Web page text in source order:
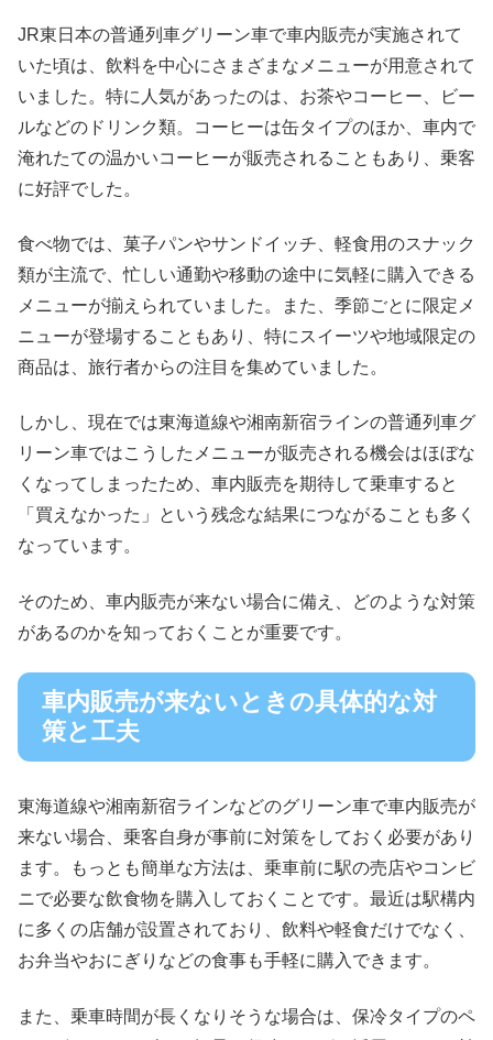
JR東日本の普通列車グリーン車で車内販売が実施されて
いた頃は、飲料を中心にさまざまなメニューが用意されて
いました。特に人気があったのは、お茶やコーヒー、ビー
ルなどのドリンク類。コーヒーは缶タイプのほか、車内で
淹れたての温かいコーヒーが販売されることもあり、乗客
に好評でした。
食べ物では、菓子パンやサンドイッチ、軽食用のスナック
類が主流で、忙しい通勤や移動の途中に気軽に購入できる
メニューが揃えられていました。また、季節ごとに限定メ
ニューが登場することもあり、特にスイーツや地域限定の
商品は、旅行者からの注目を集めていました。
しかし、現在では東海道線や湘南新宿ラインの普通列車グ
リーン車ではこうしたメニューが販売される機会はほぼな
くなってしまったため、車内販売を期待して乗車すると
「買えなかった」という残念な結果につながることも多く
なっています。
そのため、車内販売が来ない場合に備え、どのような対策
があるのかを知っておくことが重要です。
車内販売が来ないときの具体的な対
策と工夫
東海道線や湘南新宿ラインなどのグリーン車で車内販売が
来ない場合、乗客自身が事前に対策をしておく必要があり
ます。もっとも簡単な方法は、乗車前に駅の売店やコンビ
ニで必要な飲食物を購入しておくことです。最近は駅構内
に多くの店舗が設置されており、飲料や軽食だけでなく、
お弁当やおにぎりなどの食事も手軽に購入できます。
また、乗車時間が長くなりそうな場合は、保冷タイプのペ